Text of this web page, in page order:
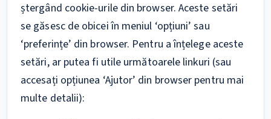
ștergând cookie-urile din browser. Aceste setări
se găsesc de obicei în meniul ‘opțiuni’ sau
‘preferințe’ din browser. Pentru a înțelege aceste
setări, ar putea fi utile următoarele linkuri (sau
accesați opțiunea ‘Ajutor’ din browser pentru mai
multe detalii):